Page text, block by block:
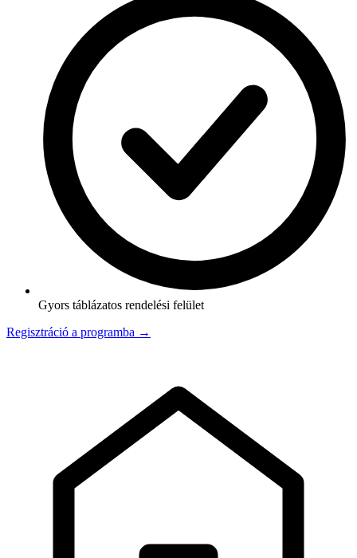
Gyors táblázatos rendelési felület
Regisztráció a programba →